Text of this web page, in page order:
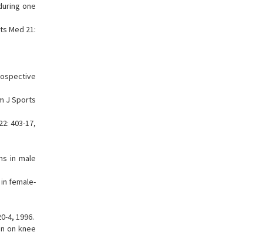
one
Med 21:
J Sports
403-17,
in male
female-
4, 1996.
on knee